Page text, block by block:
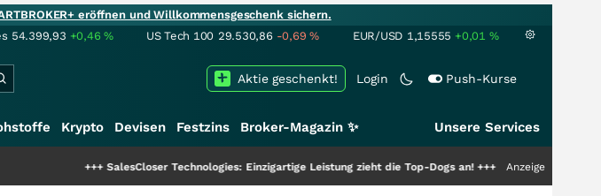
eröffnen und Willkommensgeschenk sichern.
54.399,93 +0,46% US Tech 100 29.530,86 -0,69% EUR/USD 1,15555 +0,01 %
Login Push-Kurse
Aktie geschenkt!
Krypto Devisen Festzins Broker-Magazin ✨ Unsere Services
SalesCloser Technologies: Einzigartige Leistung zieht die Top-Dogs an!+++ Anzeige